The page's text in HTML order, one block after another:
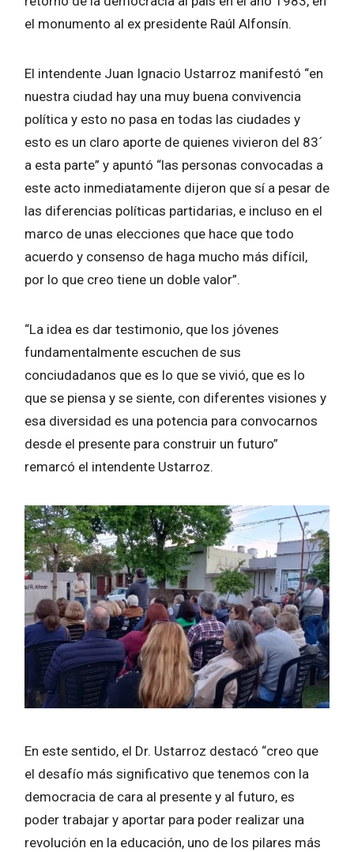
el monumento al ex presidente Raúl Alfonsín.
El intendente Juan Ignacio Ustarroz manifestó “en
nuestra ciudad hay una muy buena convivencia
política y esto no pasa en todas las ciudades y
esto es un claro aporte de quienes vivieron del 83´
a esta parte” y apuntó “las personas convocadas a
este acto inmediatamente dijeron que sí a pesar de
las diferencias políticas partidarias, e incluso en el
marco de unas elecciones que hace que todo
acuerdo y consenso de haga mucho más difícil,
por lo que creo tiene un doble valor”.
“La idea es dar testimonio, que los jóvenes
fundamentalmente escuchen de sus
conciudadanos que es lo que se vivió, que es lo
que se piensa y se siente, con diferentes visiones y
esa diversidad es una potencia para convocarnos
desde el presente para construir un futuro”
remarcó el intendente Ustarroz.
En este sentido, el Dr. Ustarroz destacó “creo que
el desafío más significativo que tenemos con la
democracia de cara al presente y al futuro, es
poder trabajar y aportar para poder realizar una
revolución en la educación, uno de los pilares más